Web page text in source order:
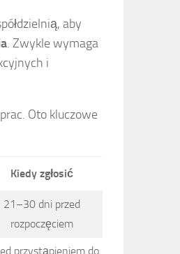
aby
. Zwykle wymaga
i
Oto kluczowe
Kiedy zgłosić
21–30 dni przed
rozpoczęciem
przystąpieniem do